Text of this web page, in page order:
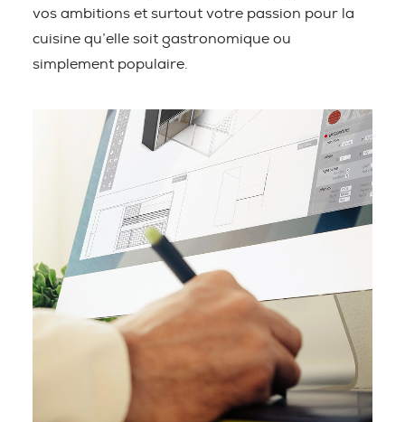
vos ambitions et surtout votre passion pour la
cuisine qu’elle soit gastronomique ou
simplement populaire.